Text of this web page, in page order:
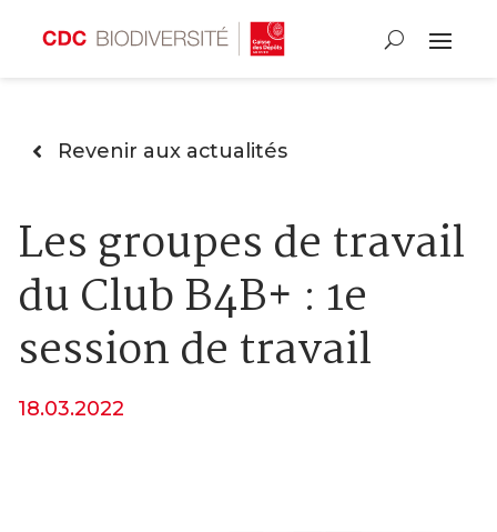
Revenir aux actualités
Les groupes de travail
du Club B4B+ : 1e
session de travail
18.03.2022